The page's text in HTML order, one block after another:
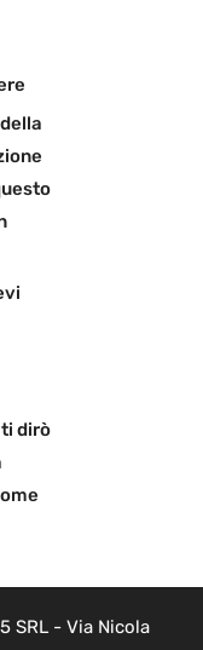
dirò
SRL - Via Nicola